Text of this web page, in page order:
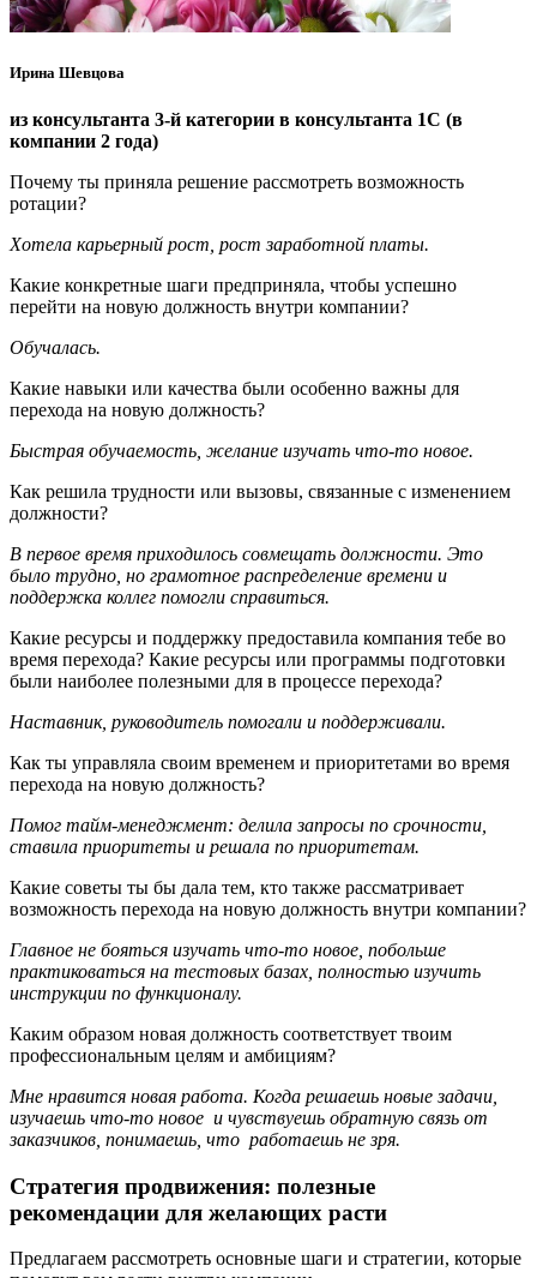
Ирина Шевцова
из консультанта 3-й категории в консультанта 1С (в
компании 2 года)
Почему ты приняла решение рассмотреть возможность
ротации?
Хотела карьерный рост, рост заработной платы.
Какие конкретные шаги предприняла, чтобы успешно
перейти на новую должность внутри компании?
Обучалась.
Какие навыки или качества были особенно важны для
перехода на новую должность?
Быстрая обучаемость, желание изучать что-то новое.
Как решила трудности или вызовы, связанные с изменением
должности?
В первое время приходилось совмещать должности. Это
было трудно, но грамотное распределение времени и
поддержка коллег помогли справиться.
Какие ресурсы и поддержку предоставила компания тебе во
время перехода? Какие ресурсы или программы подготовки
были наиболее полезными для в процессе перехода?
Наставник, руководитель помогали и поддерживали.
Как ты управляла своим временем и приоритетами во время
перехода на новую должность?
Помог тайм-менеджмент: делила запросы по срочности,
ставила приоритеты и решала по приоритетам.
Какие советы ты бы дала тем, кто также рассматривает
возможность перехода на новую должность внутри компании?
Главное не бояться изучать что-то новое, побольше
практиковаться на тестовых базах, полностью изучить
инструкции по функционалу.
Каким образом новая должность соответствует твоим
профессиональным целям и амбициям?
Мне нравится новая работа. Когда решаешь новые задачи,
изучаешь что-то новое и чувствуешь обратную связь от
заказчиков, понимаешь, что работаешь не зря.
Стратегия продвижения: полезные
рекомендации для желающих расти
Предлагаем рассмотреть основные шаги и стратегии, которые